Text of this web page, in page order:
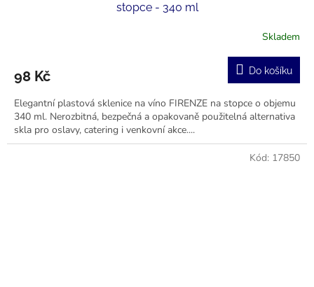
stopce - 340 ml
Skladem
98 Kč Do košíku
Elegantní plastová sklenice na víno FIRENZE na stopce o objemu
340 ml. Nerozbitná, bezpečná a opakovaně použitelná alternativa
skla pro oslavy, catering i venkovní akce....
Kód: 17850